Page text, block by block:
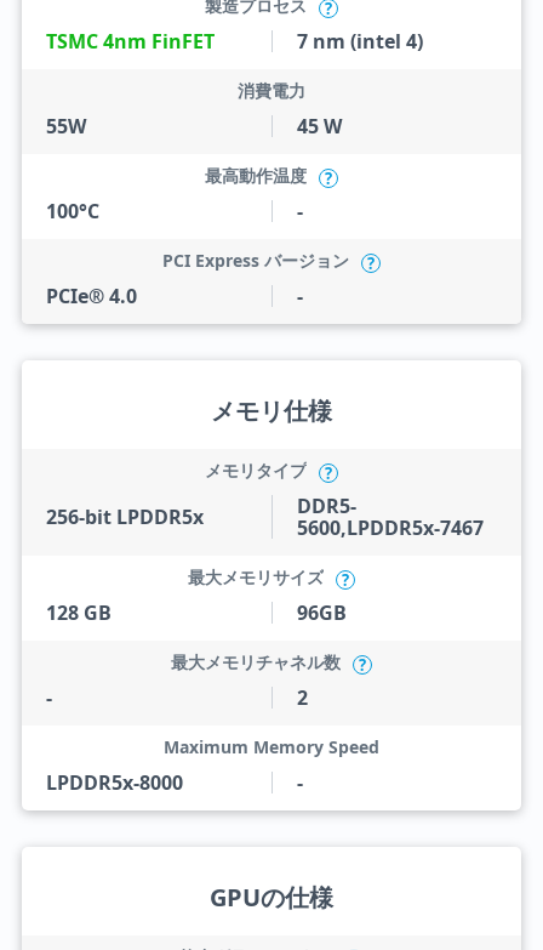
TSMC 4nm FinFET
製造プロセス ?
7 nm (intel 4)
55W
消費電力
45 W
100°C
最高動作温度 ?
-
PCIe® 4.0
PCI Express バージョン ?
-
メモリ仕様
256-bit LPDDR5x
メモリタイプ ?
DDR5-
5600,LPDDR5x-7467
128 GB
最大メモリサイズ ?
96GB
-
最大メモリチャネル数 ?
2
LPDDR5x-8000
Maximum Memory Speed
-
GPUの仕様